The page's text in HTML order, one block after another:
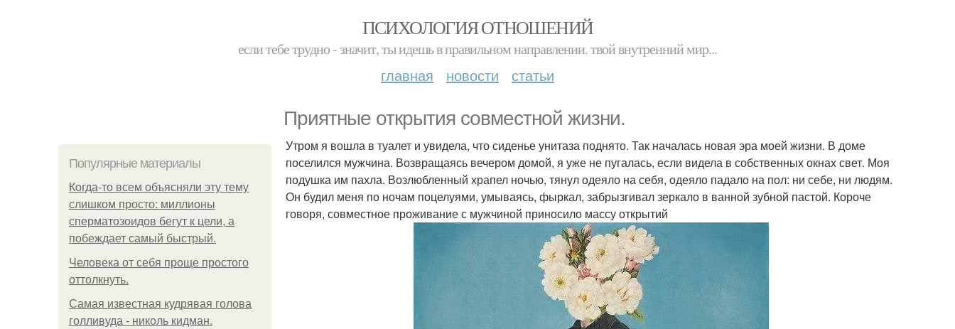
ПСИХОЛОГИЯ ОТНОШЕНИЙ
если тебе трудно - значит, ты идешь в правильном направлении. твой внутренний мир...
главная новости статьи
Приятные открытия совместной жизни.
Популярные материалы
Когда-то всем объясняли эту тему
слишком просто: миллионы
сперматозоидов бегут к цели, а
побеждает самый быстрый.
Человека от себя проще простого
оттолкнуть.
Самая известная кудрявая голова
голливуда - николь кидман.
Утром я вошла в туалет и увидела, что сиденье унитаза поднято. Так началась новая эра моей жизни. В доме
поселился мужчина. Возвращаясь вечером домой, я уже не пугалась, если видела в собственных окнах свет. Моя
подушка им пахла. Возлюбленный храпел ночью, тянул одеяло на себя, одеяло падало на пол: ни себе, ни людям.
Он будил меня по ночам поцелуями, умываясь, фыркал, забрызгивал зеркало в ванной зубной пастой. Короче
говоря, совместное проживание с мужчиной приносило массу открытий